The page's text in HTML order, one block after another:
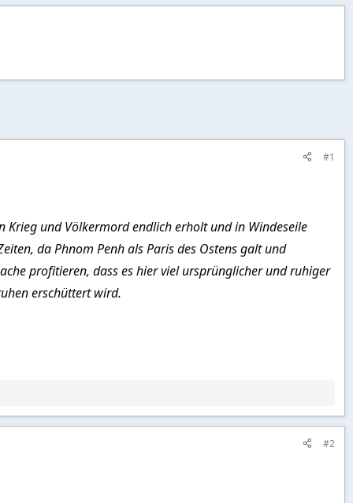
#1
Krieg und Völkermord endlich erholt und in Windeseile
da Phnom Penh als Paris des Ostens galt und
profitieren, dass es hier viel ursprünglicher und ruhiger
erschüttert wird.
#2